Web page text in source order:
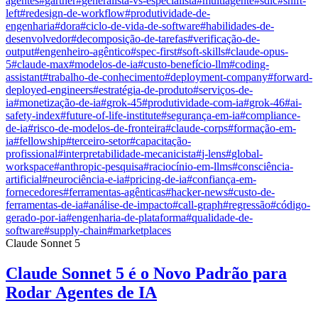
left#redesign-de-workflow#produtividade-de-
engenharia#dora#ciclo-de-vida-de-software#habilidades-de-
desenvolvedor#decomposição-de-tarefas#verificação-de-
output#engenheiro-agêntico#spec-first#soft-skills#claude-opus-
5#claude-max#modelos-de-ia#custo-benefício-llm#coding-
assistant#trabalho-de-conhecimento#deployment-company#forward-
deployed-engineers#estratégia-de-produto#serviços-de-
ia#monetização-de-ia#grok-45#produtividade-com-ia#grok-46#ai-
safety-index#future-of-life-institute#segurança-em-ia#compliance-
de-ia#risco-de-modelos-de-fronteira#claude-corps#formação-em-
ia#fellowship#terceiro-setor#capacitação-
profissional#interpretabilidade-mecanicista#j-lens#global-
workspace#anthropic-pesquisa#raciocínio-em-llms#consciência-
artificial#neurociência-e-ia#pricing-de-ia#confiança-em-
fornecedores#ferramentas-agênticas#hacker-news#custo-de-
ferramentas-de-ia#análise-de-impacto#call-graph#regressão#código-
gerado-por-ia#engenharia-de-plataforma#qualidade-de-
software#supply-chain#marketplaces
Claude Sonnet 5
Claude Sonnet 5 é o Novo Padrão para
Rodar Agentes de IA